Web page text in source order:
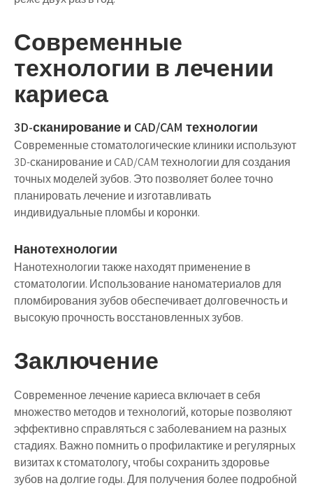
Современные
технологии в лечении
кариеса
3D-сканирование и CAD/CAM технологии
Современные стоматологические клиники используют
3D-сканирование и CAD/CAM технологии для создания
точных моделей зубов. Это позволяет более точно
планировать лечение и изготавливать
индивидуальные пломбы и коронки.
Нанотехнологии
Нанотехнологии также находят применение в
стоматологии. Использование наноматериалов для
пломбирования зубов обеспечивает долговечность и
высокую прочность восстановленных зубов.
Заключение
Современное лечение кариеса включает в себя
множество методов и технологий, которые позволяют
эффективно справляться с заболеванием на разных
стадиях. Важно помнить о профилактике и регулярных
визитах к стоматологу, чтобы сохранить здоровье
зубов на долгие годы. Для получения более подробной